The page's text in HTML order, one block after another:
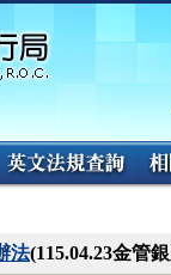
跳
容
法(115.04.23金管